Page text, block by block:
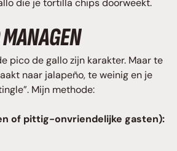
die je tortilla chips doorweekt.
pico de gallo zijn karakter. Maar te
naar jalapeño, te weinig en je
Mijn methode:
of pittig-onvriendelijke gasten):